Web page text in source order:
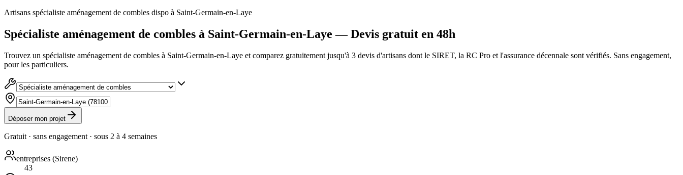
Artisans spécialiste aménagement de combles dispo à Saint-Germain-en-Laye
Spécialiste aménagement de combles à Saint-Germain-en-Laye — Devis gratuit en 48h
Trouvez un spécialiste aménagement de combles à Saint-Germain-en-Laye et comparez gratuitement jusqu'à 3 devis d'artisans dont le SIRET, la RC Pro et l'assurance décennale sont vérifiés. Sans engagement,
pour les particuliers.
Déposer mon projet
Gratuit · sans engagement · sous 2 à 4 semaines
entreprises (Sirene)
43